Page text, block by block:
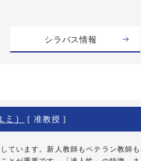
シラバス情報
） [ 准教授 ]
ています。新人教師もベテラン教師も